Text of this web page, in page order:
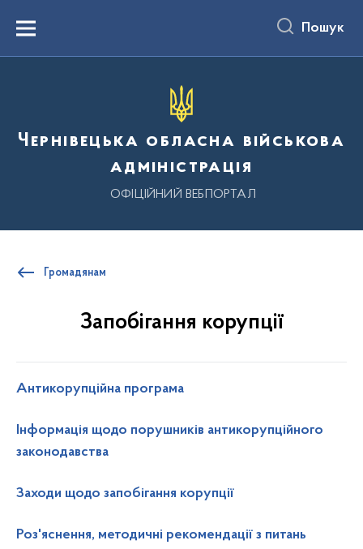
вмістуMenu Пошук
Чернівецька обласна військова
адміністрація
ОФІЦІЙНИЙ ВЕБПОРТАЛ
Громадянам
Запобігання корупції
Антикорупційна програма
Інформація щодо порушників антикорупційного
законодавства
Заходи щодо запобігання корупції
Роз'яснення, методичні рекомендації з питань